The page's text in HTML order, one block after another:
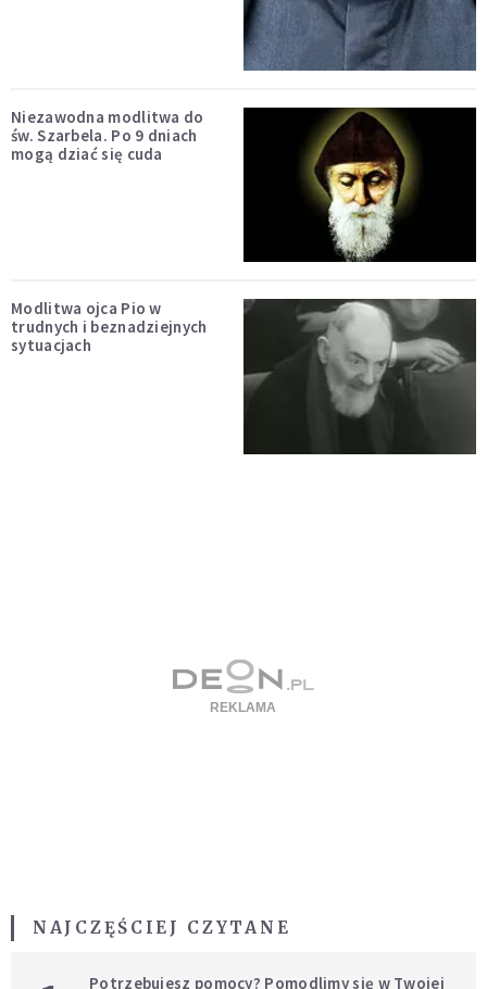
Niezawodna modlitwa do
św. Szarbela. Po 9 dniach
mogą dziać się cuda
Modlitwa ojca Pio w
trudnych i beznadziejnych
sytuacjach
NAJCZĘŚCIEJ CZYTANE
Potrzebujesz pomocy? Pomodlimy się w Twojej